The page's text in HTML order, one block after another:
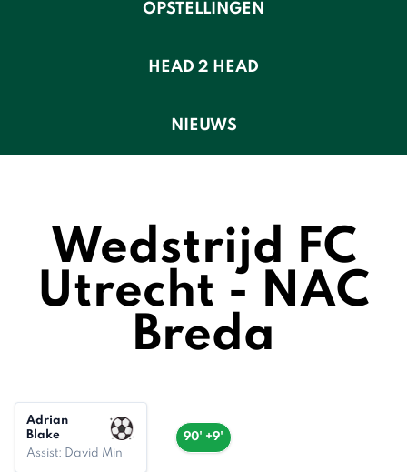
OPSTELLINGEN
HEAD 2 HEAD
NIEUWS
Wedstrijd FC
Utrecht - NAC
Breda
90' +9'
Adrian
Blake
Assist: David Min